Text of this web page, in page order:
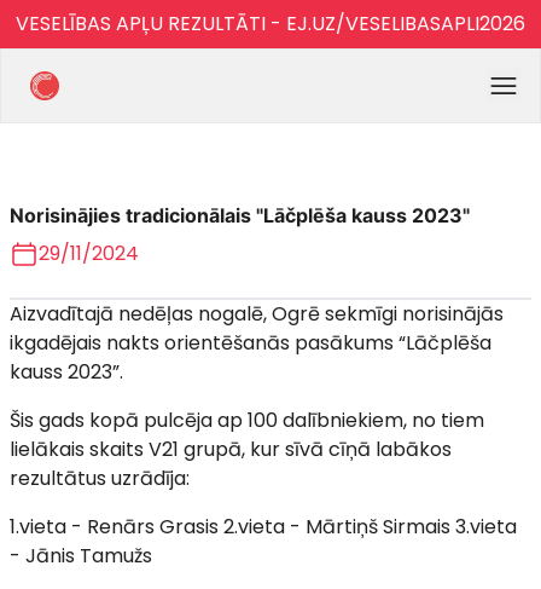
VESELĪBAS APĻU REZULTĀTI - EJ.UZ/VESELIBASAPLI2026
Norisinājies tradicionālais "Lāčplēša kauss 2023"
29/11/2024
Aizvadītajā nedēļas nogalē, Ogrē sekmīgi norisinājās
ikgadējais nakts orientēšanās pasākums “Lāčplēša
kauss 2023”.
Šis gads kopā pulcēja ap 100 dalībniekiem, no tiem
lielākais skaits V21 grupā, kur sīvā cīņā labākos
rezultātus uzrādīja:
1.vieta - Renārs Grasis 2.vieta - Mārtiņš Sirmais 3.vieta
- Jānis Tamužs